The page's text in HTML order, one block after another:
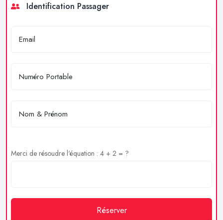
Identification Passager
Merci de résoudre l'équation : 4 + 2 = ?
Réserver